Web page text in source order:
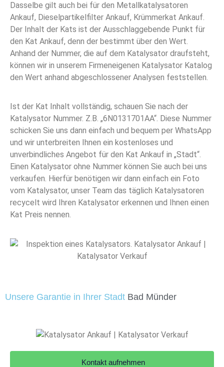
Dasselbe gilt auch bei für den Metallkatalysatoren
Ankauf, Dieselpartikelfilter Ankauf, Krümmerkat Ankauf.
Der Inhalt der Kats ist der Ausschlaggebende Punkt für
den Kat Ankauf, denn der bestimmt über den Wert.
Anhand der Nummer, die auf dem Katalysator draufsteht,
können wir in unserem Firmeneigenen Katalysator Katalog
den Wert anhand abgeschlossener Analysen feststellen.
Ist der Kat Inhalt vollständig, schauen Sie nach der
Katalysator Nummer. Z.B. „6N0131701AA“. Diese Nummer
schicken Sie uns dann einfach und bequem per WhatsApp
und wir unterbreiten Ihnen ein kostenloses und
unverbindliches Angebot für den Kat Ankauf in „Stadt“.
Einen Katalysator ohne Nummer können Sie auch bei uns
verkaufen. Hierfür benötigen wir dann einfach ein Foto
vom Katalysator, unser Team das täglich Katalysatoren
recycelt wird Ihren Katalysator erkennen und Ihnen einen
Kat Preis nennen.
Unsere Garantie in Ihrer Stadt Bad Münder
Kontakt aufnehmen